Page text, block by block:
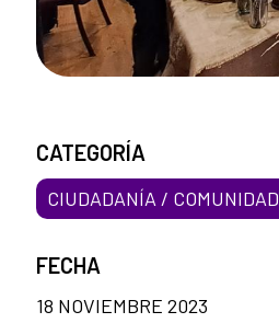
CATEGORÍA
CIUDADANÍA / COMUNIDAD
FECHA
18 NOVIEMBRE 2023